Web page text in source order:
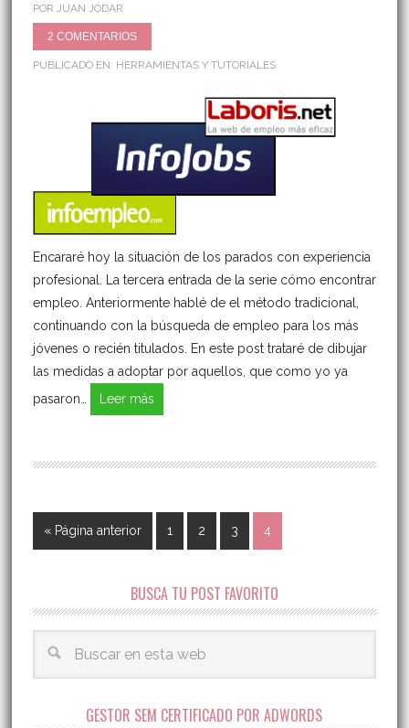
POR JUAN JÓDAR
2 COMENTARIOS
PUBLICADO EN: HERRAMIENTAS Y TUTORIALES
Encararé hoy la situación de los parados con experiencia
profesional. La tercera entrada de la serie cómo encontrar
empleo. Anteriormente hablé de el método tradicional,
continuando con la búsqueda de empleo para los más
jóvenes o recién titulados. En este post trataré de dibujar
las medidas a adoptar por aquellos, que como yo ya
pasaron…
Leer más
« Página anterior 1 2 3 4
BUSCA TU POST FAVORITO
GESTOR SEM CERTIFICADO POR ADWORDS